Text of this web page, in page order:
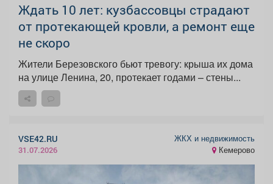
Ждать 10 лет: кузбассовцы страдают
от протекающей кровли, а ремонт еще
не скоро
Жители Березовского бьют тревогу: крыша их дома
на улице Ленина, 20, протекает годами – стены...
VSE42.RU
31.07.2026
ЖКХ и недвижимость
Кемерово